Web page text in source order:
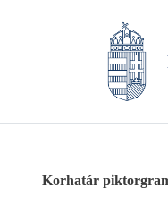
Korhatár